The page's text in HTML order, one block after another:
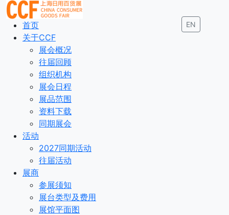
EN
首页
关于CCF
展会概况
往届回顾
组织机构
展会日程
展品范围
资料下载
同期展会
活动
2027同期活动
往届活动
展商
参展须知
展台类型及费用
展馆平面图